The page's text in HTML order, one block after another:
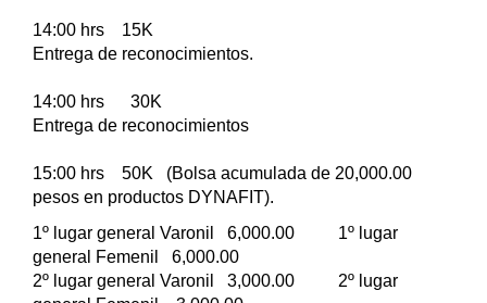
14:00 hrs 15K
Entrega de reconocimientos.
14:00 hrs 30K
Entrega de reconocimientos
15:00 hrs 50K (Bolsa acumulada de 20,000.00
pesos en productos DYNAFIT).
1º lugar general Varonil 6,000.00 1º lugar
general Femenil 6,000.00
2º lugar general Varonil 3,000.00 2º lugar